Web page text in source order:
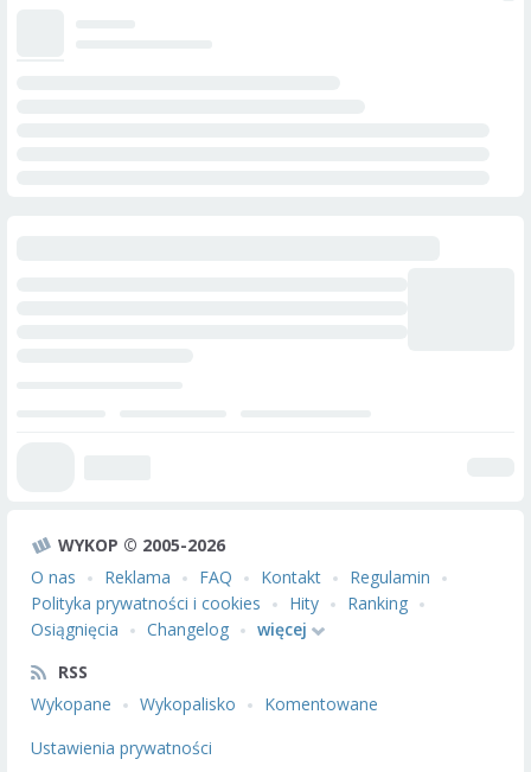
WYKOP © 2005-2026
O nas
Reklama FAQ Kontakt
Regulamin
Polityka prywatności i cookies
Hity
Ranking
Osiągnięcia
Changelog
więcej
RSS
Wykopane
Wykopalisko
Komentowane
Ustawienia prywatności